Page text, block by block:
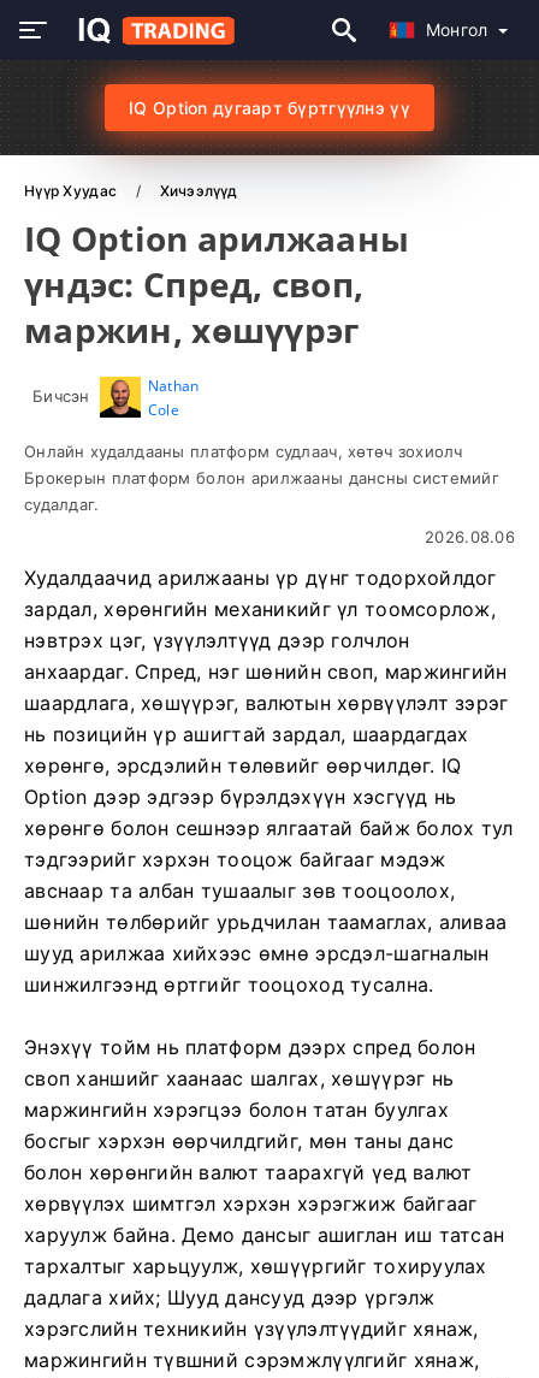
Монгол
IQ Option дугаарт бүртгүүлнэ үү
Нүүр Хуудас Хичээлүүд
IQ Option арилжааны
үндэс: Спред, своп,
маржин, хөшүүрэг
Бичсэн
Nathan
Cole
Онлайн худалдааны платформ судлаач, хөтөч зохиолч
Брокерын платформ болон арилжааны дансны системийг
судалдаг.
2026.08.06
Худалдаачид арилжааны үр дүнг тодорхойлдог
зардал, хөрөнгийн механикийг үл тоомсорлож,
нэвтрэх цэг, үзүүлэлтүүд дээр голчлон
анхаардаг. Спред, нэг шөнийн своп, маржингийн
шаардлага, хөшүүрэг, валютын хөрвүүлэлт зэрэг
нь позицийн үр ашигтай зардал, шаардагдах
хөрөнгө, эрсдэлийн төлөвийг өөрчилдөг. IQ
Option дээр эдгээр бүрэлдэхүүн хэсгүүд нь
хөрөнгө болон сешнээр ялгаатай байж болох тул
тэдгээрийг хэрхэн тооцож байгааг мэдэж
авснаар та албан тушаалыг зөв тооцоолох,
шөнийн төлбөрийг урьдчилан таамаглах, аливаа
шууд арилжаа хийхээс өмнө эрсдэл-шагналын
шинжилгээнд өртгийг тооцоход тусална.
Энэхүү тойм нь платформ дээрх спред болон
своп ханшийг хаанаас шалгах, хөшүүрэг нь
маржингийн хэрэгцээ болон татан буулгах
босгыг хэрхэн өөрчилдгийг, мөн таны данс
болон хөрөнгийн валют таарахгүй үед валют
хөрвүүлэх шимтгэл хэрхэн хэрэгжиж байгааг
харуулж байна. Демо дансыг ашиглан иш татсан
тархалтыг харьцуулж, хөшүүргийг тохируулах
дадлага хийх; Шууд дансууд дээр үргэлж
хэрэгслийн техникийн үзүүлэлтүүдийг хянаж,
маржингийн түвшний сэрэмжлүүлгийг хянаж,